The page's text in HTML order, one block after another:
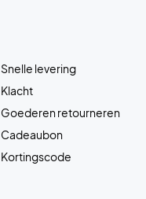
Snelle levering
Klacht
Goederen retourneren
Cadeaubon
Kortingscode